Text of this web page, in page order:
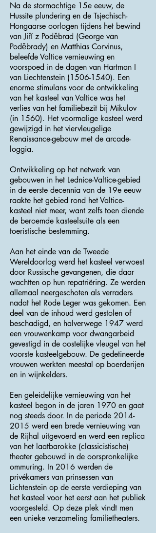
Na de stormachtige 15e eeuw, de
Hussite plundering en de Tsjechisch-
Hongaarse oorlogen tijdens het bewind
van Jiří z Poděbrad (George van
Poděbrady) en Matthias Corvinus,
beleefde Valtice vernieuwing en
voorspoed in de dagen van Hartman I
van Liechtenstein (1506-1540). Een
enorme stimulans voor de ontwikkeling
van het kasteel van Valtice was het
verlies van het familiebezit bij Mikulov
(in 1560). Het voormalige kasteel werd
gewijzigd in het viervleugelige
Renaissance-gebouw met de arcade-
loggia.
Ontwikkeling op het netwerk van
gebouwen in het Lednice-Valtice-gebied
in de eerste decennia van de 19e eeuw
raakte het gebied rond het Valtice-
kasteel niet meer, want zelfs toen diende
de beroemde kasteelsuite als een
toeristische bestemming.
Aan het einde van de Tweede
Wereldoorlog werd het kasteel verwoest
door Russische gevangenen, die daar
wachtten op hun repatriëring. Ze werden
allemaal neergeschoten als verraders
nadat het Rode Leger was gekomen. Een
deel van de inhoud werd gestolen of
beschadigd, en halverwege 1947 werd
een vrouwenkamp voor dwangarbeid
gevestigd in de oostelijke vleugel van het
voorste kasteelgebouw. De gedetineerde
vrouwen werkten meestal op boerderijen
en in wijnkelders.
Een geleidelijke vernieuwing van het
kasteel begon in de jaren 1970 en gaat
nog steeds door. In de periode 2014-
2015 werd een brede vernieuwing van
de Rijhal uitgevoerd en werd een replica
van het laatbarokke (classicistische)
theater gebouwd in de oorspronkelijke
ommuring. In 2016 werden de
privékamers van prinsessen van
Lichtenstein op de eerste verdieping van
het kasteel voor het eerst aan het publiek
voorgesteld. Op deze plek vindt men
een unieke verzameling familietheaters.